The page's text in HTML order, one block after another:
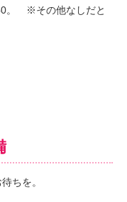
。 ※その他なしだと
ちを。